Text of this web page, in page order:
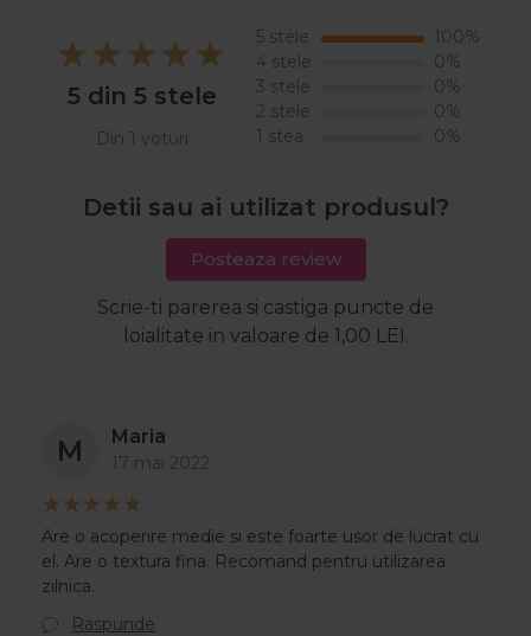
5 din 5 stele
Din 1 voturi
5 stele
100%
4 stele
0%
3 stele
0%
2 stele
0%
1 stea
0%
Detii sau ai utilizat produsul?
Posteaza review
Scrie-ti parerea si castiga puncte de
loialitate in valoare de 1,00 LEI.
M Maria
17 mai 2022
Are o acoperire medie si este foarte usor de lucrat cu
el. Are o textura fina. Recomand pentru utilizarea
zilnica.
Raspunde